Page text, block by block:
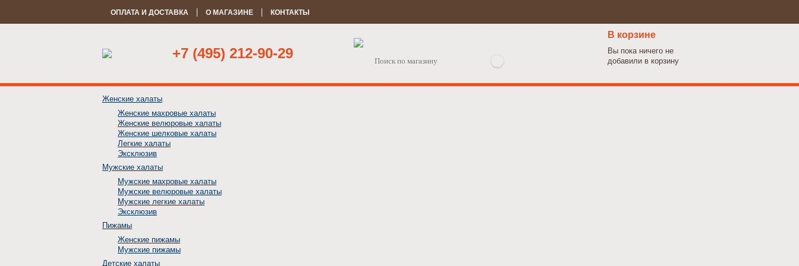
ОПЛАТА И ДОСТАВКА О МАГАЗИНЕ КОНТАКТЫ
+7 (495) 212-90-29
В корзине
Вы пока ничего не
добавили в корзину
Женские халаты
Женские махровые халаты
Женские велюровые халаты
Женские шелковые халаты
Легкие халаты
Эксклюзив
Мужские халаты
Мужские махровые халаты
Мужские велюровые халаты
Мужские легкие халаты
Эксклюзив
Пижамы
Женские пижамы
Мужские пижамы
Детские халаты